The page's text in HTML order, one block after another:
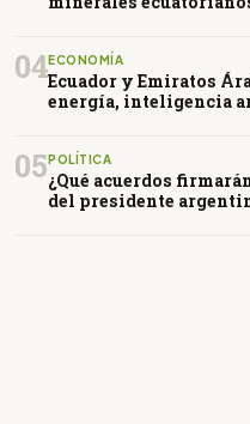
04ECONOMÍA
Ecuador y Emiratos
energía, inteligencia
05POLÍTICA
¿Qué acuerdos
del presidente